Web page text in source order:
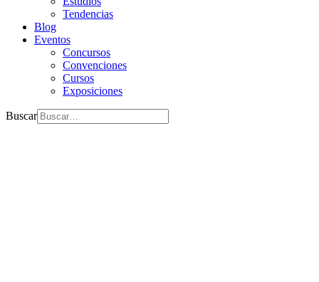
Tendencias
Blog
Eventos
Concursos
Convenciones
Cursos
Exposiciones
Buscar